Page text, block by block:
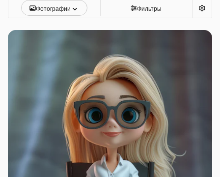
Фотографии Фильтры